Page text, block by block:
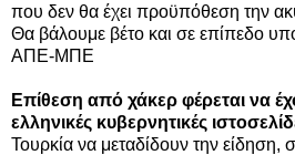
που δεν θα έχει προϋπόθεση την
Θα βάλουμε βέτο και σε επίπεδο
ΑΠΕ-ΜΠΕ
Επίθεση από χάκερ φέρεται να
ελληνικές κυβερνητικές
Τουρκία να μεταδίδουν την